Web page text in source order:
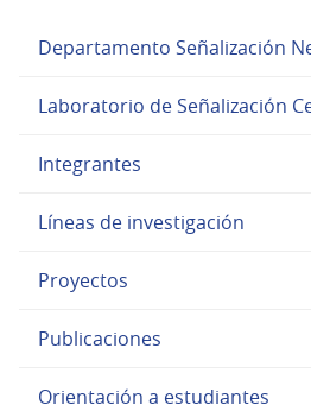
Departamento Señalización
Laboratorio de Señalización
Integrantes
Líneas de investigación
Proyectos
Publicaciones
Orientación a estudiantes